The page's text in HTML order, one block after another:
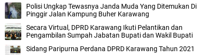
Polisi Ungkap Tewasnya Janda Muda Yang Ditemukan Di
Pinggir Jalan Kampung Buher Karawang
Secara Virtual, DPRD Karawang Ikuti Pelantikan dan
Pengambilan Sumpah Jabatan Bupati dan Wakil Bupati
Sidang Paripurna Perdana DPRD Karawang Tahun 2021